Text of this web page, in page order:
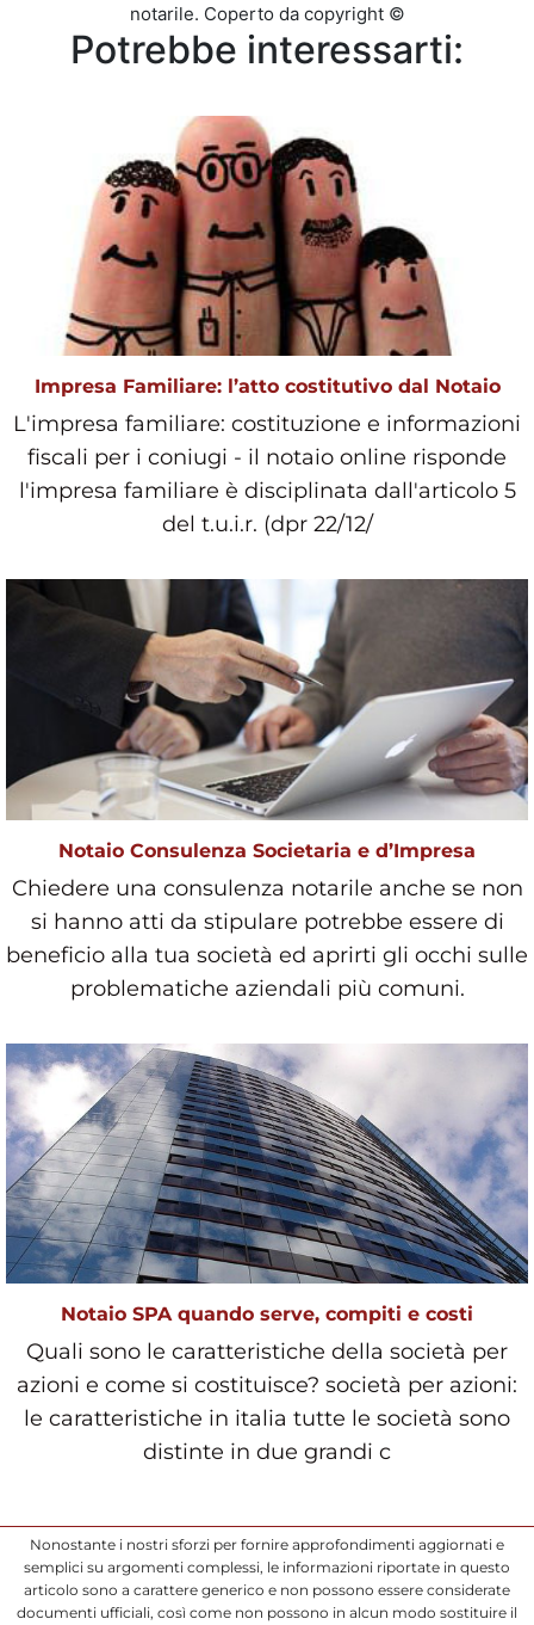
notarile. Coperto da copyright ©
Potrebbe interessarti:
Impresa Familiare: l’atto costitutivo dal Notaio
L'impresa familiare: costituzione e informazioni
fiscali per i coniugi - il notaio online risponde
l'impresa familiare è disciplinata dall'articolo 5
del t.u.i.r. (dpr 22/12/
Notaio Consulenza Societaria e d’Impresa
Chiedere una consulenza notarile anche se non
si hanno atti da stipulare potrebbe essere di
beneficio alla tua società ed aprirti gli occhi sulle
problematiche aziendali più comuni.
Notaio SPA quando serve, compiti e costi
Quali sono le caratteristiche della società per
azioni e come si costituisce? società per azioni:
le caratteristiche in italia tutte le società sono
distinte in due grandi c
Nonostante i nostri sforzi per fornire approfondimenti aggiornati e
semplici su argomenti complessi, le informazioni riportate in questo
articolo sono a carattere generico e non possono essere considerate
documenti ufficiali, così come non possono in alcun modo sostituire il